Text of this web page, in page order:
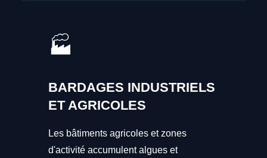
🏭
BARDAGES INDUSTRIELS
ET AGRICOLES
Les bâtiments agricoles et zones
d'activité accumulent algues et